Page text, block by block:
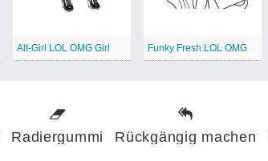
Alt-Girl LOL OMG Girl Funky Fresh LOL OMG
Radiergummi Rückgängig machen